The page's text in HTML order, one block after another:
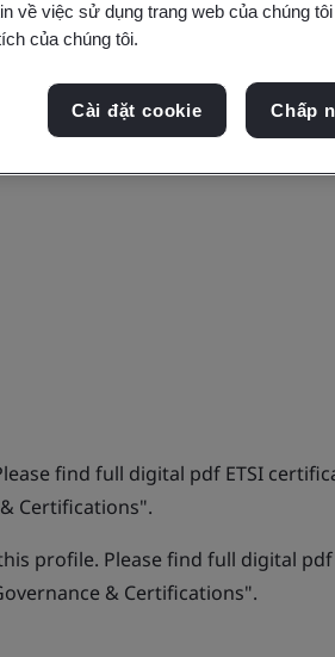
find full digital pdf ETSI
Certifications".
profile. Please find full digital pdf
& Certifications".
về việc sử dụng trang web của chúng
của chúng tôi.
Cài đặt cookie Chấp